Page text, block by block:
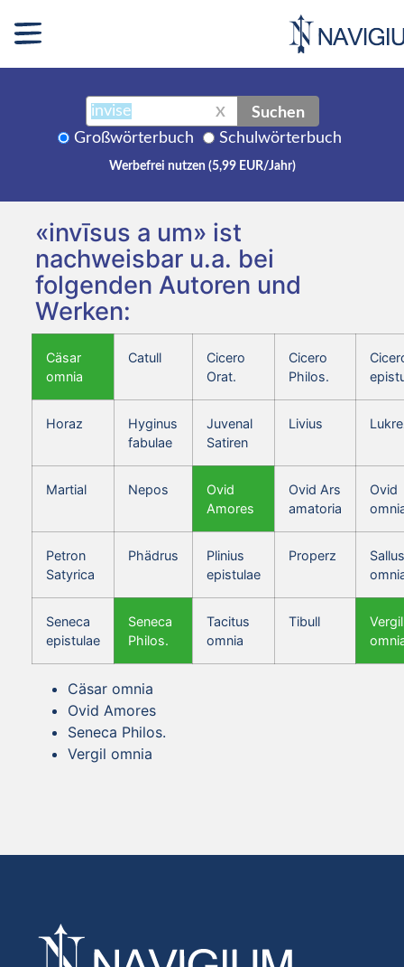
X Suchen
Großwörterbuch Schulwörterbuch
Werbefrei nutzen (5,99 EUR/Jahr)
«invīsus a um» ist
nachweisbar u.a. bei
folgenden Autoren und
Werken:
Cäsar
omnia
Catull
Cicero
Orat.
Cicero
Philos.
Horaz
Hyginus
fabulae
Juvenal
Satiren
Livius
Martial Nepos
Ovid
Amores
Ovid Ars
amatoria
Ovid
Petron
Satyrica
Phädrus
Plinius
epistulae
Properz
Seneca
epistulae
Seneca
Philos.
Tacitus
omnia
Tibull
Vergil
Cäsar omnia
Ovid Amores
Seneca Philos.
Vergil omnia